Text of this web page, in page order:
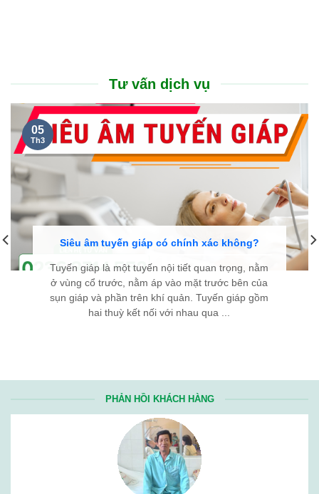
Tư vấn dịch vụ
Siêu âm tuyến giáp có chính xác không?
Tuyến giáp là một tuyến nội tiết quan trọng, nằm
ở vùng cổ trước, nằm áp vào mặt trước bên của
sụn giáp và phần trên khí quản. Tuyến giáp gồm
hai thuỳ kết nối với nhau qua ...
05
Th3
PHẢN HỒI KHÁCH HÀNG